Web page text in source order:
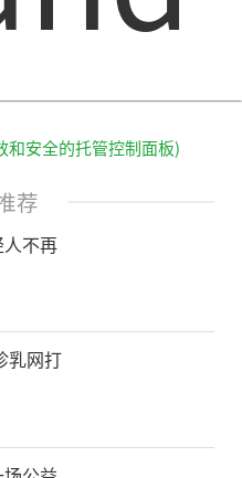
和安全的托管控制面板)
荐
不再
乳网打